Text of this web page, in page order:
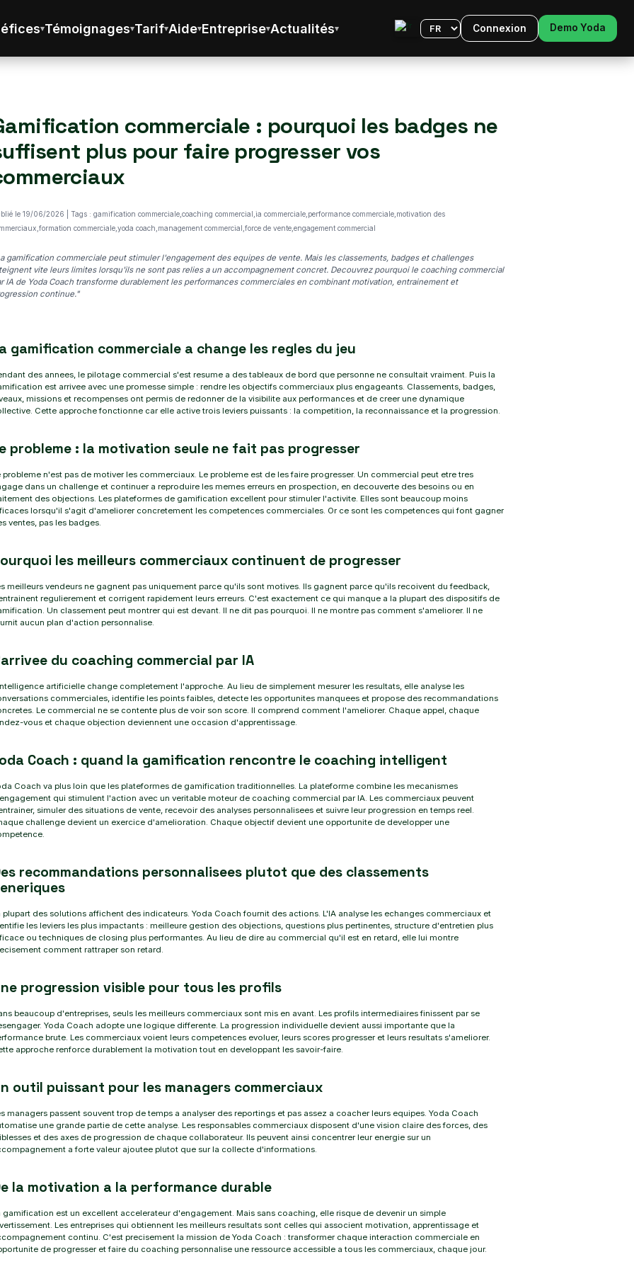
Témoignages Tarif Aide Entreprise Actualités Langue Connexion Demo Yoda
commerciale : pourquoi les badges ne
plus pour faire progresser vos
le 19/06/2026 | Tags : gamification commerciale,coaching commercial,ia commerciale,performance commerciale,motivation des
commerciale,yoda coach,management commercial,force de vente,engagement commercial
gamification commerciale peut stimuler l'engagement des equipes de vente. Mais les classements, badges et challenges
vite leurs limites lorsqu'ils ne sont pas relies a un accompagnement concret. Decouvrez pourquoi le coaching commercial
IA de Yoda Coach transforme durablement les performances commerciales en combinant motivation, entrainement et
continue."
gamification commerciale a change les regles du jeu
des annees, le pilotage commercial s'est resume a des tableaux de bord que personne ne consultait vraiment. Puis la
est arrivee avec une promesse simple : rendre les objectifs commerciaux plus engageants. Classements, badges,
missions et recompenses ont permis de redonner de la visibilite aux performances et de creer une dynamique
Cette approche fonctionne car elle active trois leviers puissants : la competition, la reconnaissance et la progression.
probleme : la motivation seule ne fait pas progresser
probleme n'est pas de motiver les commerciaux. Le probleme est de les faire progresser. Un commercial peut etre tres
dans un challenge et continuer a reproduire les memes erreurs en prospection, en decouverte des besoins ou en
des objections. Les plateformes de gamification excellent pour stimuler l'activite. Elles sont beaucoup moins
lorsqu'il s'agit d'ameliorer concretement les competences commerciales. Or ce sont les competences qui font gagner
ventes, pas les badges.
les meilleurs commerciaux continuent de progresser
meilleurs vendeurs ne gagnent pas uniquement parce qu'ils sont motives. Ils gagnent parce qu'ils recoivent du feedback,
regulierement et corrigent rapidement leurs erreurs. C'est exactement ce qui manque a la plupart des dispositifs de
Un classement peut montrer qui est devant. Il ne dit pas pourquoi. Il ne montre pas comment s'ameliorer. Il ne
aucun plan d'action personnalise.
du coaching commercial par IA
artificielle change completement l'approche. Au lieu de simplement mesurer les resultats, elle analyse les
commerciales, identifie les points faibles, detecte les opportunites manquees et propose des recommandations
Le commercial ne se contente plus de voir son score. Il comprend comment l'ameliorer. Chaque appel, chaque
vous et chaque objection deviennent une occasion d'apprentissage.
Coach : quand la gamification rencontre le coaching intelligent
Coach va plus loin que les plateformes de gamification traditionnelles. La plateforme combine les mecanismes
qui stimulent l'action avec un veritable moteur de coaching commercial par IA. Les commerciaux peuvent
simuler des situations de vente, recevoir des analyses personnalisees et suivre leur progression en temps reel.
challenge devient un exercice d'amelioration. Chaque objectif devient une opportunite de developper une
recommandations personnalisees plutot que des classements
plupart des solutions affichent des indicateurs. Yoda Coach fournit des actions. L'IA analyse les echanges commerciaux et
les leviers les plus impactants : meilleure gestion des objections, questions plus pertinentes, structure d'entretien plus
ou techniques de closing plus performantes. Au lieu de dire au commercial qu'il est en retard, elle lui montre
comment rattraper son retard.
progression visible pour tous les profils
beaucoup d'entreprises, seuls les meilleurs commerciaux sont mis en avant. Les profils intermediaires finissent par se
Yoda Coach adopte une logique differente. La progression individuelle devient aussi importante que la
brute. Les commerciaux voient leurs competences evoluer, leurs scores progresser et leurs resultats s'ameliorer.
approche renforce durablement la motivation tout en developpant les savoir-faire.
outil puissant pour les managers commerciaux
managers passent souvent trop de temps a analyser des reportings et pas assez a coacher leurs equipes. Yoda Coach
une grande partie de cette analyse. Les responsables commerciaux disposent d'une vision claire des forces, des
et des axes de progression de chaque collaborateur. Ils peuvent ainsi concentrer leur energie sur un
a forte valeur ajoutee plutot que sur la collecte d'informations.
la motivation a la performance durable
gamification est un excellent accelerateur d'engagement. Mais sans coaching, elle risque de devenir un simple
Les entreprises qui obtiennent les meilleurs resultats sont celles qui associent motivation, apprentissage et
continu. C'est precisement la mission de Yoda Coach : transformer chaque interaction commerciale en
de progresser et faire du coaching personnalise une ressource accessible a tous les commerciaux, chaque jour.